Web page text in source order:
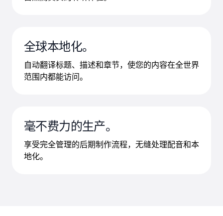
全球本地化。
自动翻译标题、描述和章节，使您的内容在全世界
范围内都能访问。
毫不费力的生产。
享受完全管理的后期制作流程，无缝处理配音和本
地化。